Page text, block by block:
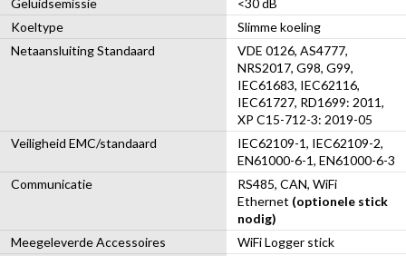
Koeltype
Slimme koeling
Netaansluiting Standaard
VDE 0126, AS4777,
NRS2017, G98, G99,
IEC61683, IEC62116,
IEC61727, RD1699: 2011,
XP C15-712-3: 2019-05
Veiligheid EMC/standaard
IEC62109-1, IEC62109-2,
EN61000-6-1, EN61000-6-3
Communicatie
RS485, CAN, WiFi
Ethernet (optionele stick
nodig)
Meegeleverde Accessoires
WiFi Logger stick